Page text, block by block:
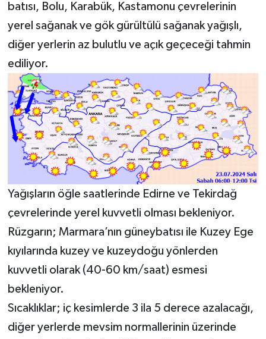
batısı, Bolu, Karabük, Kastamonu çevrelerinin
yerel sağanak ve gök gürültülü sağanak yağışlı,
diğer yerlerin az bulutlu ve açık geçeceği tahmin
ediliyor.
Yağışların öğle saatlerinde Edirne ve Tekirdağ
çevrelerinde yerel kuvvetli olması bekleniyor.
Rüzgarın; Marmara’nın güneybatısı ile Kuzey Ege
kıyılarında kuzey ve kuzeydoğu yönlerden
kuvvetli olarak (40-60 km/saat) esmesi
bekleniyor.
Sıcaklıklar; iç kesimlerde 3 ila 5 derece azalacağı,
diğer yerlerde mevsim normallerinin üzerinde